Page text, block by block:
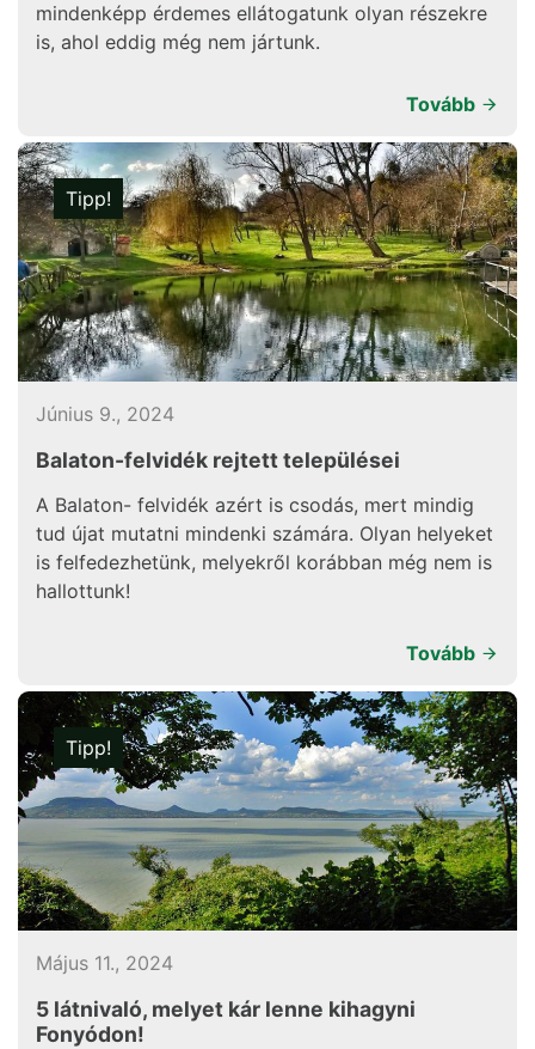
mindenképp érdemes ellátogatunk olyan részekre
is, ahol eddig még nem jártunk.
Tovább
Tipp!
Június 9., 2024
Balaton-felvidék rejtett települései
A Balaton- felvidék azért is csodás, mert mindig
tud újat mutatni mindenki számára. Olyan helyeket
is felfedezhetünk, melyekről korábban még nem is
hallottunk!
Tovább
Tipp!
Május 11., 2024
5 látnivaló, melyet kár lenne kihagyni
Fonyódon!